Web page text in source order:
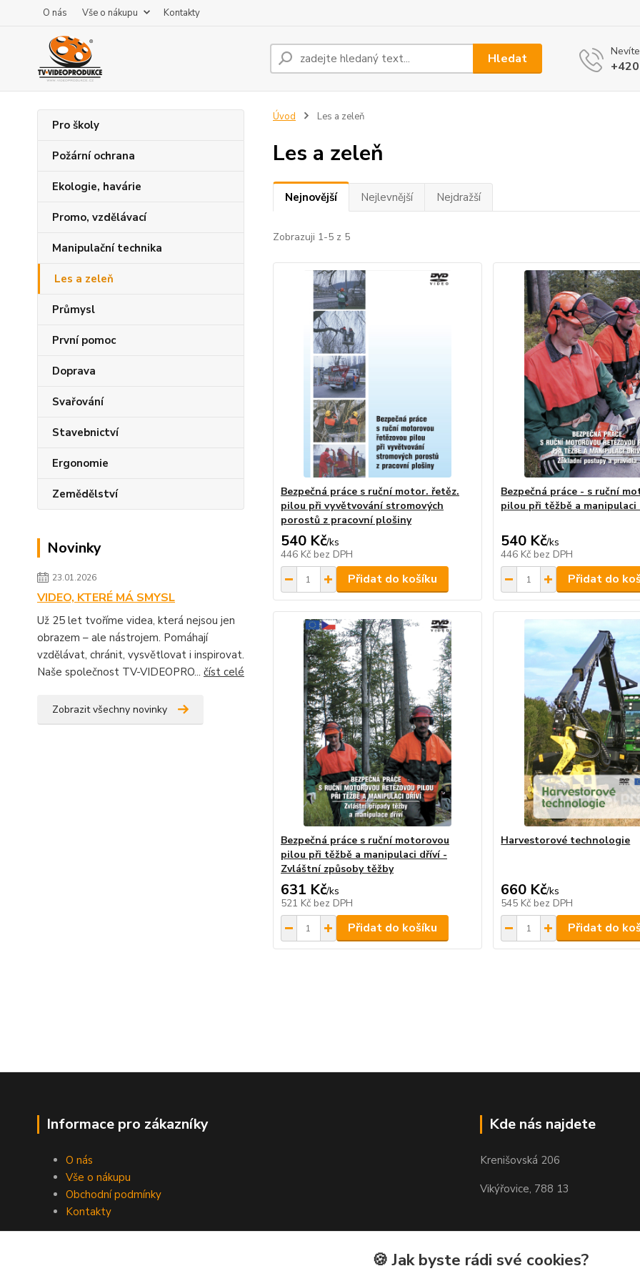
O nás Vše o nákupu Kontakty
Hledat
Pro školy
Požární ochrana
Ekologie, havárie
Promo, vzdělávací
Manipulační technika
Les a zeleň
Průmysl
První pomoc
Doprava
Svařování
Stavebnictví
Ergonomie
Zemědělství
Novinky
23.01.2026
VIDEO, KTERÉ MÁ SMYSL
Už 25 let tvoříme videa, která nejsou jen
obrazem – ale nástrojem. Pomáhají
vzdělávat, chránit, vysvětlovat i inspirovat.
Naše společnost TV-VIDEOPRO... číst celé
Zobrazit všechny novinky
Úvod Les a zeleň
Les a zeleň
Nejnovější Nejlevnější Nejdražší
Zobrazuji 1-5 z 5
Bezpečná práce s ruční motor. řetěz.
pilou při vyvětvování stromových
porostů z pracovní plošiny
540 Kč/ks
446 Kč bez DPH
Přidat do košíku
Bezpečná práce - s ruční
pilou při těžbě a manipulaci
540 Kč/ks
446 Kč bez DPH
Přidat do
Bezpečná práce s ruční motorovou
pilou při těžbě a manipulaci dříví -
Zvláštní způsoby těžby
631 Kč/ks
521 Kč bez DPH
Přidat do košíku
Harvestorové technologie
660 Kč/ks
545 Kč bez DPH
Přidat do
Informace pro zákazníky
O nás
Vše o nákupu
Obchodní podmínky
Kontakty
Kde nás najdete
Krenišovská 206
Vikýřovice, 788 13
🍪 Jak byste rádi své cookies?